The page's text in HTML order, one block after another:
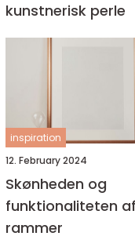
kunstnerisk perle
inspiration
12. February 2024
Skønheden og
funktionaliteten af
rammer